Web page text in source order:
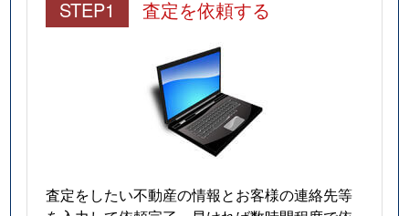
STEP1 査定を依頼する
査定をしたい不動産の情報とお客様の連絡先等